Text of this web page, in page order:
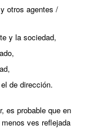
otros agentes /
y la sociedad,
de dirección.
es probable que en
ves reflejada